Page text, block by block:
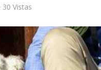
30 Vistas